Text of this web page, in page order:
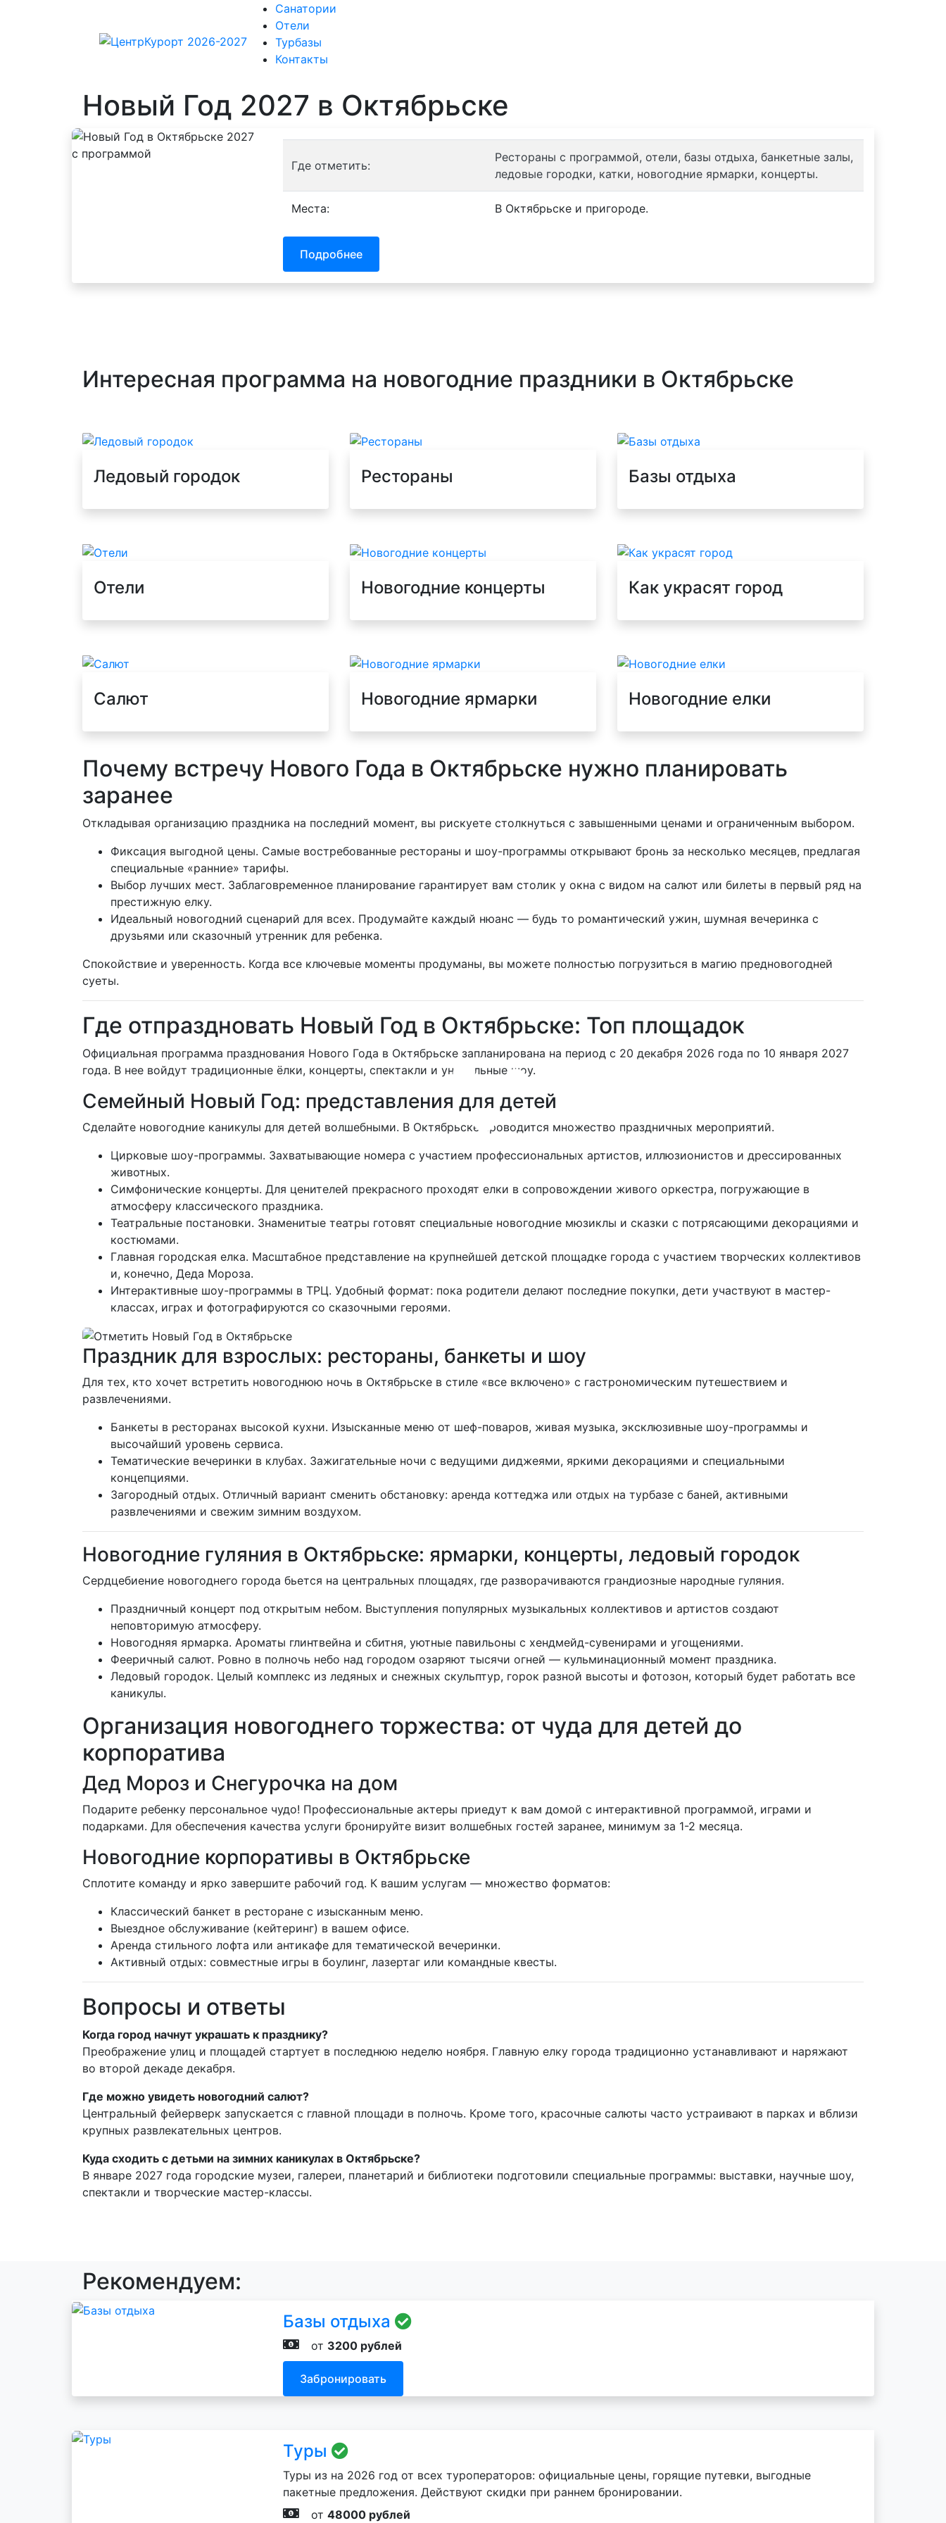
Санатории
Отели
Турбазы
Контакты
Новый Год 2027 в Октябрьске
Где отметить:
Рестораны с программой, отели, базы отдыха, банкетные залы,
ледовые городки, катки, новогодние ярмарки, концерты.
Места: В Октябрьске и пригороде.
Подробнее
Интересная программа на новогодние праздники в Октябрьске
Ледовый городок Рестораны Базы отдыха
Отели Новогодние концерты Как украсят город
Салют Новогодние ярмарки Новогодние елки
Почему встречу Нового Года в Октябрьске нужно планировать
заранее
Откладывая организацию праздника на последний момент, вы рискуете столкнуться с завышенными ценами и ограниченным выбором.
Фиксация выгодной цены. Самые востребованные рестораны и шоу-программы открывают бронь за несколько месяцев, предлагая
специальные «ранние» тарифы.
Выбор лучших мест. Заблаговременное планирование гарантирует вам столик у окна с видом на салют или билеты в первый ряд на
престижную елку.
Идеальный новогодний сценарий для всех. Продумайте каждый нюанс — будь то романтический ужин, шумная вечеринка с
друзьями или сказочный утренник для ребенка.
Спокойствие и уверенность. Когда все ключевые моменты продуманы, вы можете полностью погрузиться в магию предновогодней
суеты.
Где отпраздновать Новый Год в Октябрьске: Топ площадок
Официальная программа празднования Нового Года в Октябрьске запланирована на период с 20 декабря 2026 года по 10 января 2027
года. В нее войдут традиционные ёлки, концерты, спектакли и уникальные шоу.
Семейный Новый Год: представления для детей
Сделайте новогодние каникулы для детей волшебными. В Октябрьске проводится множество праздничных мероприятий.
Цирковые шоу-программы. Захватывающие номера с участием профессиональных артистов, иллюзионистов и дрессированных
животных.
Симфонические концерты. Для ценителей прекрасного проходят елки в сопровождении живого оркестра, погружающие в
атмосферу классического праздника.
Театральные постановки. Знаменитые театры готовят специальные новогодние мюзиклы и сказки с потрясающими декорациями и
костюмами.
Главная городская елка. Масштабное представление на крупнейшей детской площадке города с участием творческих коллективов
и, конечно, Деда Мороза.
Интерактивные шоу-программы в ТРЦ. Удобный формат: пока родители делают последние покупки, дети участвуют в мастер-
классах, играх и фотографируются со сказочными героями.
Праздник для взрослых: рестораны, банкеты и шоу
Для тех, кто хочет встретить новогоднюю ночь в Октябрьске в стиле «все включено» с гастрономическим путешествием и
развлечениями.
Банкеты в ресторанах высокой кухни. Изысканные меню от шеф-поваров, живая музыка, эксклюзивные шоу-программы и
высочайший уровень сервиса.
Тематические вечеринки в клубах. Зажигательные ночи с ведущими диджеями, яркими декорациями и специальными
концепциями.
Загородный отдых. Отличный вариант сменить обстановку: аренда коттеджа или отдых на турбазе с баней, активными
развлечениями и свежим зимним воздухом.
Новогодние гуляния в Октябрьске: ярмарки, концерты, ледовый городок
Сердцебиение новогоднего города бьется на центральных площадях, где разворачиваются грандиозные народные гуляния.
Праздничный концерт под открытым небом. Выступления популярных музыкальных коллективов и артистов создают
неповторимую атмосферу.
Новогодняя ярмарка. Ароматы глинтвейна и сбитня, уютные павильоны с хендмейд-сувенирами и угощениями.
Фееричный салют. Ровно в полночь небо над городом озаряют тысячи огней — кульминационный момент праздника.
Ледовый городок. Целый комплекс из ледяных и снежных скульптур, горок разной высоты и фотозон, который будет работать все
каникулы.
Организация новогоднего торжества: от чуда для детей до
корпоратива
Дед Мороз и Снегурочка на дом
Подарите ребенку персональное чудо! Профессиональные актеры приедут к вам домой с интерактивной программой, играми и
подарками. Для обеспечения качества услуги бронируйте визит волшебных гостей заранее, минимум за 1-2 месяца.
Новогодние корпоративы в Октябрьске
Сплотите команду и ярко завершите рабочий год. К вашим услугам — множество форматов:
Классический банкет в ресторане с изысканным меню.
Выездное обслуживание (кейтеринг) в вашем офисе.
Аренда стильного лофта или антикафе для тематической вечеринки.
Активный отдых: совместные игры в боулинг, лазертаг или командные квесты.
Вопросы и ответы
Когда город начнут украшать к празднику?
Преображение улиц и площадей стартует в последнюю неделю ноября. Главную елку города традиционно устанавливают и наряжают
во второй декаде декабря.
Где можно увидеть новогодний салют?
Центральный фейерверк запускается с главной площади в полночь. Кроме того, красочные салюты часто устраивают в парках и вблизи
крупных развлекательных центров.
Куда сходить с детьми на зимних каникулах в Октябрьске?
В январе 2027 года городские музеи, галереи, планетарий и библиотеки подготовили специальные программы: выставки, научные шоу,
спектакли и творческие мастер-классы.
Рекомендуем:
Базы отдыха
от 3200 рублей
Забронировать
Туры
Туры из на 2026 год от всех туроператоров: официальные цены, горящие путевки, выгодные
пакетные предложения. Действуют скидки при раннем бронировании.
от 48000 рублей